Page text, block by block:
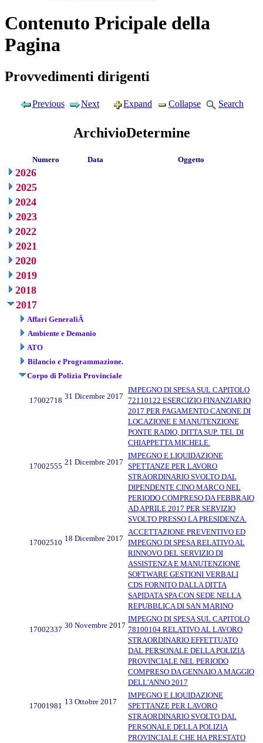
Contenuto Pricipale della
Pagina
Provvedimenti dirigenti
Previous Next Expand Collapse Search
ArchivioDetermine
Numero Data Oggetto
2026
2025
2024
2023
2022
2021
2020
2019
2018
2017
Affari GeneraliÂ
Ambiente e Demanio
ATO
Bilancio e Programmazione.
Corpo di Polizia Provinciale
17002718 31 Dicembre 2017
IMPEGNO DI SPESA SUL CAPITOLO
72110122 ESERCIZIO FINANZIARIO
2017 PER PAGAMENTO CANONE DI
LOCAZIONE E MANUTENZIONE
PONTE RADIO, DITTA SUP. TEL DI
CHIAPPETTA MICHELE.
17002555 21 Dicembre 2017
IMPEGNO E LIQUIDAZIONE
SPETTANZE PER LAVORO
STRAORDINARIO SVOLTO DAL
DIPENDENTE CINO MARCO NEL
PERIODO COMPRESO DA FEBBRAIO
AD APRILE 2017 PER SERVIZIO
SVOLTO PRESSO LA PRESIDENZA.
17002510 18 Dicembre 2017
ACCETTAZIONE PREVENTIVO ED
IMPEGNO DI SPESA RELATIVO AL
RINNOVO DEL SERVIZIO DI
ASSISTENZA E MANUTENZIONE
SOFTWARE GESTIONI VERBALI
CDS FORNITO DALLA DITTA
SAPIDATA SPA CON SEDE NELLA
REPUBBLICA DI SAN MARINO
17002337 30 Novembre 2017
IMPEGNO DI SPESA SUL CAPITOLO
78100104 RELATIVO AL LAVORO
STRAORDINARIO EFFETTUATO
DAL PERSONALE DELLA POLIZIA
PROVINCIALE NEL PERIODO
COMPRESO DA GENNAIO A MAGGIO
DELL'ANNO 2017
17001981 13 Ottobre 2017
IMPEGNO E LIQUIDAZIONE
SPETTANZE PER LAVORO
STRAORDINARIO SVOLTO DAL
PERSONALE DELLA POLIZIA
PROVINCIALE CHE HA PRESTATO